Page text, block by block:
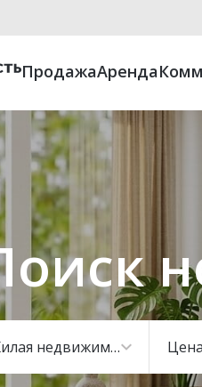
ПродажаАренда
Жилая недвижимость Цена